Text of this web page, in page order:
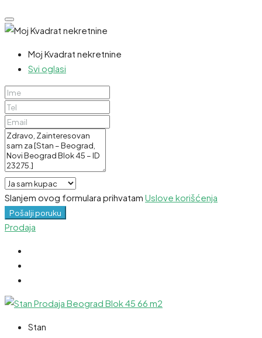
Moj Kvadrat nekretnine
Svi oglasi
Slanjem ovog formulara prihvatam Uslove korišćenja
Pošalji poruku
Prodaja
Stan